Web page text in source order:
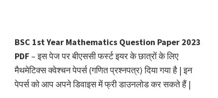
BSC 1st Year Mathematics Question Paper 2023
PDF – इस पेज पर बीएससी फर्स्ट इयर के छात्रों के लिए
मैथमेटिक्स क्वेश्चन पेपर्स (गणित प्रश्नपत्र) दिया गया है | इन
पेपर्स को आप अपने डिवाइस में फ्री डाउनलोड कर सकते हैं |